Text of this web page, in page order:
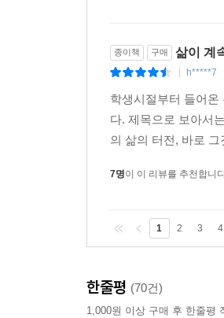
종이책 구매 삶이 계
h*****7
학생시절부터 들어
다. 제목으로 보아서
의 삶의 터전, 바로
7명이 이 리뷰를 추천합니
1 2 3 4
한줄평 (70건)
1,000원 이상 구매 후 한줄평